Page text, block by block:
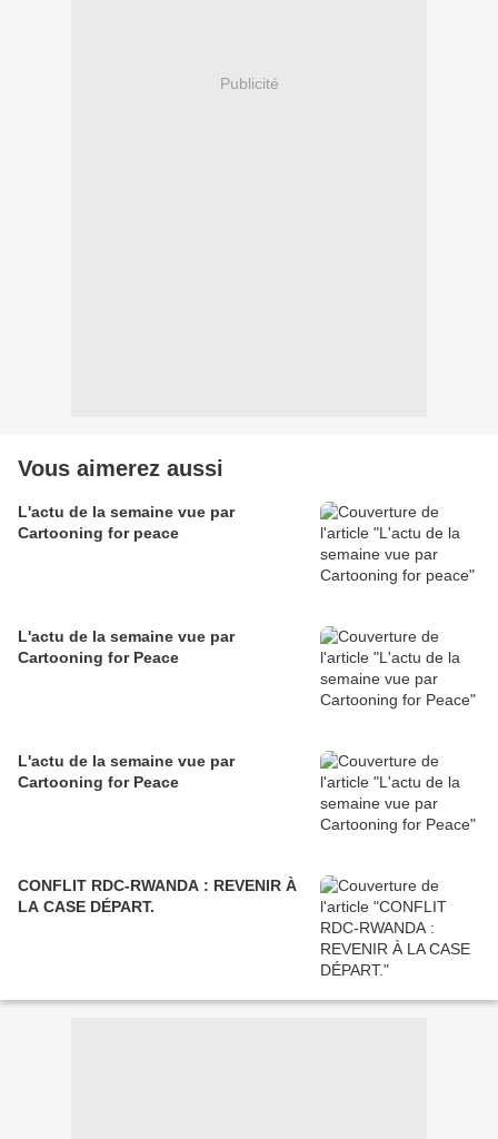
Publicité
Vous aimerez aussi
L'actu de la semaine vue par
Cartooning for peace
L'actu de la semaine vue par
Cartooning for Peace
L'actu de la semaine vue par
Cartooning for Peace
CONFLIT RDC-RWANDA : REVENIR À
LA CASE DÉPART.